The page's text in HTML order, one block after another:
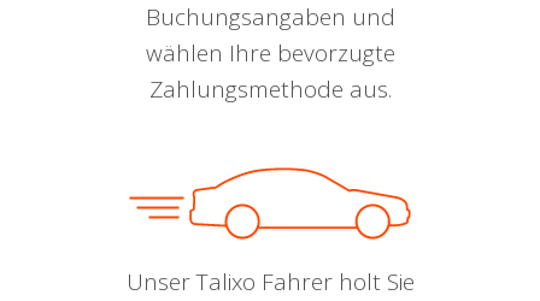
Buchungsangaben und
wählen Ihre bevorzugte
Zahlungsmethode aus.
Unser Talixo Fahrer holt Sie